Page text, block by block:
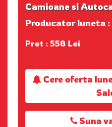
Camioane si
Producator luneta :
Pret : 558 Lei
Cere oferta
Suna